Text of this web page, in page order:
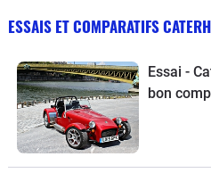
ESSAIS ET COMPARATIFS
Essai -
bon